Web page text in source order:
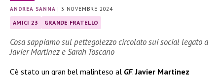
ANDREA SANNA |3 NOVEMBRE 2024
AMICI 23 GRANDE FRATELLO
Cosa sappiamo sul pettegolezzo circolato sui social legato a
Javier Martinez e Sarah Toscano
C’è stato un gran bel malinteso al GF.Javier Martinez